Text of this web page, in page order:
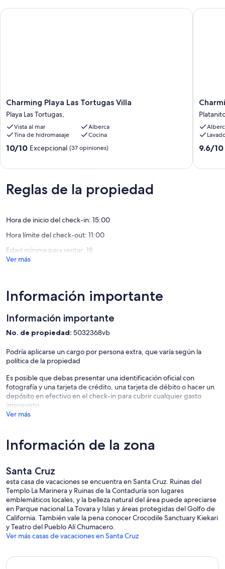
Charming
Playa
Las
Tortugas
Villa
Playa
Charming Playa Las Tortugas Villa
Playa Las Tortugas,
Vista al mar
Alberca
Tina de hidromasaje
Cocina
10.0
(37
opiniones)
10/10 Excepcional (37 opiniones)
Charming Playa Las Tortugas Villa
Villa
on
Peaceful
Gated
9.6
9.6/10
Reglas de la propiedad
Hora de inicio del check-in: 15:00
Hora límite del check-out: 11:00
Edad mínima para rentar: 18
Ver más
Información importante
Información importante
No. de propiedad: 5032368vb
Podría aplicarse un cargo por persona extra, que varía según la
política de la propiedad
Es posible que debas presentar una identificación oficial con
fotografía y una tarjeta de crédito, una tarjeta de débito o hacer un
depósito en efectivo en el check-in para cubrir cualquier gasto
imprevisto
Ver más
Información de la zona
Santa Cruz
esta casa de vacaciones se encuentra en Santa Cruz. Ruinas del
Templo La Marinera y Ruinas de la Contaduría son lugares
emblemáticos locales, y la belleza natural del área puede apreciarse
en Parque nacional La Tovara y Islas y áreas protegidas del Golfo de
California. También vale la pena conocer Crocodile Sanctuary Kiekari
y Teatro del Pueblo Alí Chumacero.
Ver más casas de vacaciones en Santa Cruz